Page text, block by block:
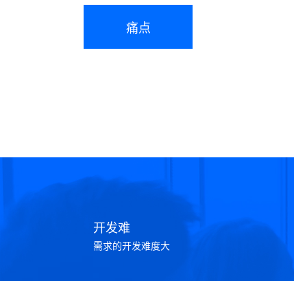
痛点
开发难
需求的开发难度大